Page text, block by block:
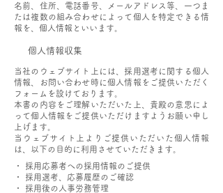
名前、住所、電話番号、メールアドレス等、一つま
たは複数の組み合わせによって個人を特定できる情
報を、個人情報といいます。
個人情報収集
当社のウェブサイト上には、採用選考に関する個人
情報、お問い合わせ時に個人情報をご提供いただく
フォームを設けております。
本書の内容をご理解いただいた上、貴殿の意思によ
って個人情報をご提供いただけますようお願い申し
上げます。
当ウェブサイト上よりご提供いただいた個人情報
は、以下の目的に利用させていただきます。
・ 採用応募者への採用情報のご提供
・ 採用選考、応募履歴のご確認
・ 採用後の人事労務管理